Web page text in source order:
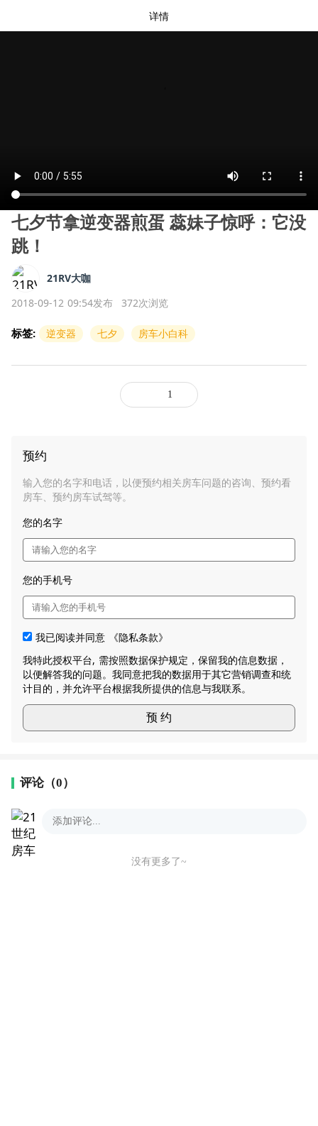
详情
七夕节拿逆变器煎蛋 蕊妹子惊呼：它没
跳！
21RV大咖
2018-09-12 09:54发布
372次浏览
标签: 逆变器 七夕 房车小白科
1
预约
输入您的名字和电话，以便预约相关房车问题的咨询、预约看
房车、预约房车试驾等。
您的名字
您的手机号
我已阅读并同意
《隐私条款》
我特此授权平台, 需按照数据保护规定，保留我的信息数据，
以便解答我的问题。我同意把我的数据用于其它营销调查和统
计目的，并允许平台根据我所提供的信息与我联系。
预 约
评论（0）
没有更多了~